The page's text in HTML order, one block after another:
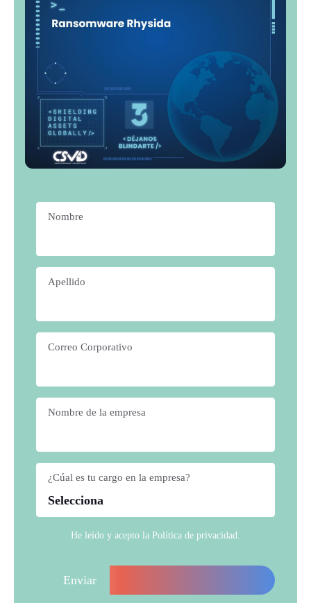
Nombre
Apellido
Correo Corporativo
Nombre de la empresa
¿Cúal es tu cargo en la empresa?
He leído y acepto la Política de privacidad